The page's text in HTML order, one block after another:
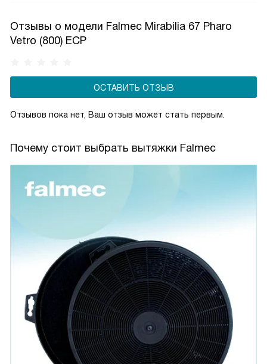
может гибко управлять мощностью вытяжки, снижая
энергопотребление и продлевая срок службы двигателя,
Отзывы о модели Falmec Mirabilia 67 Pharo
Vetro (800) ECP
ОСТАВИТЬ ОТЗЫВ
Отзывов пока нет, Ваш отзыв может стать первым.
Почему стоит выбрать вытяжки Falmec